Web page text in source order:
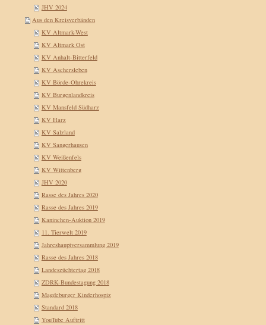
JHV 2024
Aus den Kreisverbänden
KV Altmark-West
KV Altmark Ost
KV Anhalt-Bitterfeld
KV Aschersleben
KV Börde-Ohrekreis
KV Burgenlandkreis
KV Mansfeld Südharz
KV Harz
KV Salzland
KV Sangerhausen
KV Weißenfels
KV Wittenberg
JHV 2020
Rasse des Jahres 2020
Rasse des Jahres 2019
Kaninchen-Auktion 2019
11. Tierwelt 2019
Jahreshauptversammlung 2019
Rasse des Jahres 2018
Landeszüchtertag 2018
ZDRK-Bundestagung 2018
Magdeburger Kinderhospiz
Standard 2018
YouTube Auftritt